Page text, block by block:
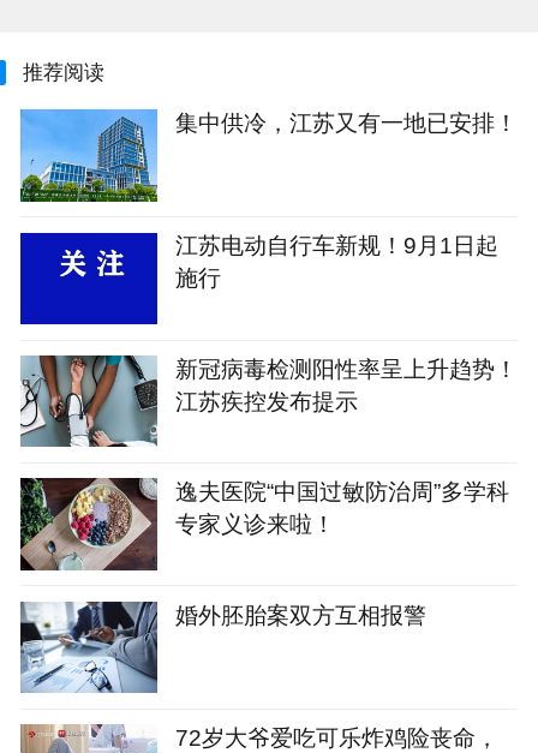
推荐阅读
集中供冷，江苏又有一地已安排！
江苏电动自行车新规！9月1日起
施行
新冠病毒检测阳性率呈上升趋势！
江苏疾控发布提示
逸夫医院“中国过敏防治周”多学科
专家义诊来啦！
婚外胚胎案双方互相报警
72岁大爷爱吃可乐炸鸡险丧命，